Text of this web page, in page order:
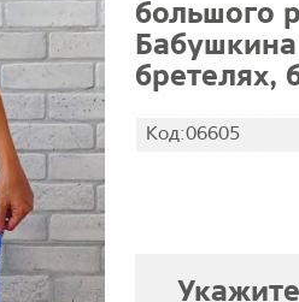
большого
бретелях,
Код:06605